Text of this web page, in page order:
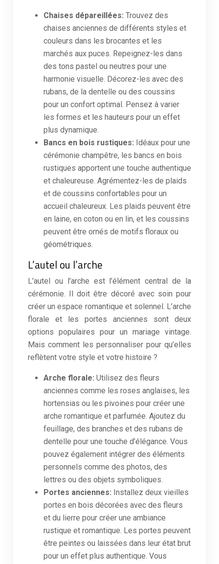
Chaises dépareillées: Trouvez des
chaises anciennes de différents styles et
couleurs dans les brocantes et les
marchés aux puces. Repeignez-les dans
des tons pastel ou neutres pour une
harmonie visuelle. Décorez-les avec des
rubans, de la dentelle ou des coussins
pour un confort optimal. Pensez à varier
les formes et les hauteurs pour un effet
plus dynamique.
Bancs en bois rustiques: Idéaux pour une
cérémonie champêtre, les bancs en bois
rustiques apportent une touche authentique
et chaleureuse. Agrémentez-les de plaids
et de coussins confortables pour un
accueil chaleureux. Les plaids peuvent être
en laine, en coton ou en lin, et les coussins
peuvent être ornés de motifs floraux ou
géométriques.
L’autel ou l’arche
L’autel ou l’arche est l’élément central de la
cérémonie. Il doit être décoré avec soin pour
créer un espace romantique et solennel. L’arche
florale et les portes anciennes sont deux
options populaires pour un mariage vintage.
Mais comment les personnaliser pour qu’elles
reflètent votre style et votre histoire ?
Arche florale: Utilisez des fleurs
anciennes comme les roses anglaises, les
hortensias ou les pivoines pour créer une
arche romantique et parfumée. Ajoutez du
feuillage, des branches et des rubans de
dentelle pour une touche d’élégance. Vous
pouvez également intégrer des éléments
personnels comme des photos, des
lettres ou des objets symboliques.
Portes anciennes: Installez deux vieilles
portes en bois décorées avec des fleurs
et du lierre pour créer une ambiance
rustique et romantique. Les portes peuvent
être peintes ou laissées dans leur état brut
pour un effet plus authentique. Vous